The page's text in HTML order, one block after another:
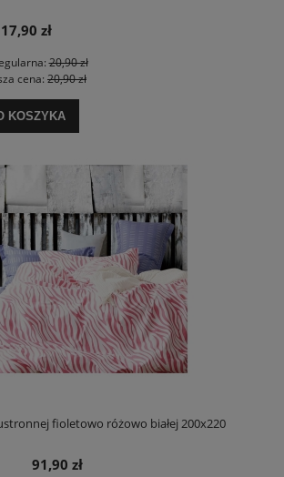
17,90 zł
20,90 zł
cena: 20,90 zł
KOSZYKA
fioletowo różowo białej 200x220
91,90 zł